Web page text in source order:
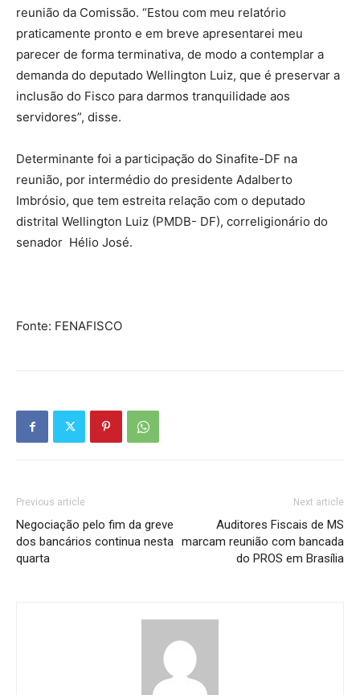
reunião da Comissão. “Estou com meu relatório
praticamente pronto e em breve apresentarei meu
parecer de forma terminativa, de modo a contemplar a
demanda do deputado Wellington Luiz, que é preservar a
inclusão do Fisco para darmos tranquilidade aos
servidores”, disse.
Determinante foi a participação do Sinafite-DF na
reunião, por intermédio do presidente Adalberto
Imbrósio, que tem estreita relação com o deputado
distrital Wellington Luiz (PMDB- DF), correligionário do
senador Hélio José.
Fonte: FENAFISCO
Previous article
Negociação pelo fim da greve
dos bancários continua nesta
quarta
Next article
Auditores Fiscais de MS
marcam reunião com bancada
do PROS em Brasília